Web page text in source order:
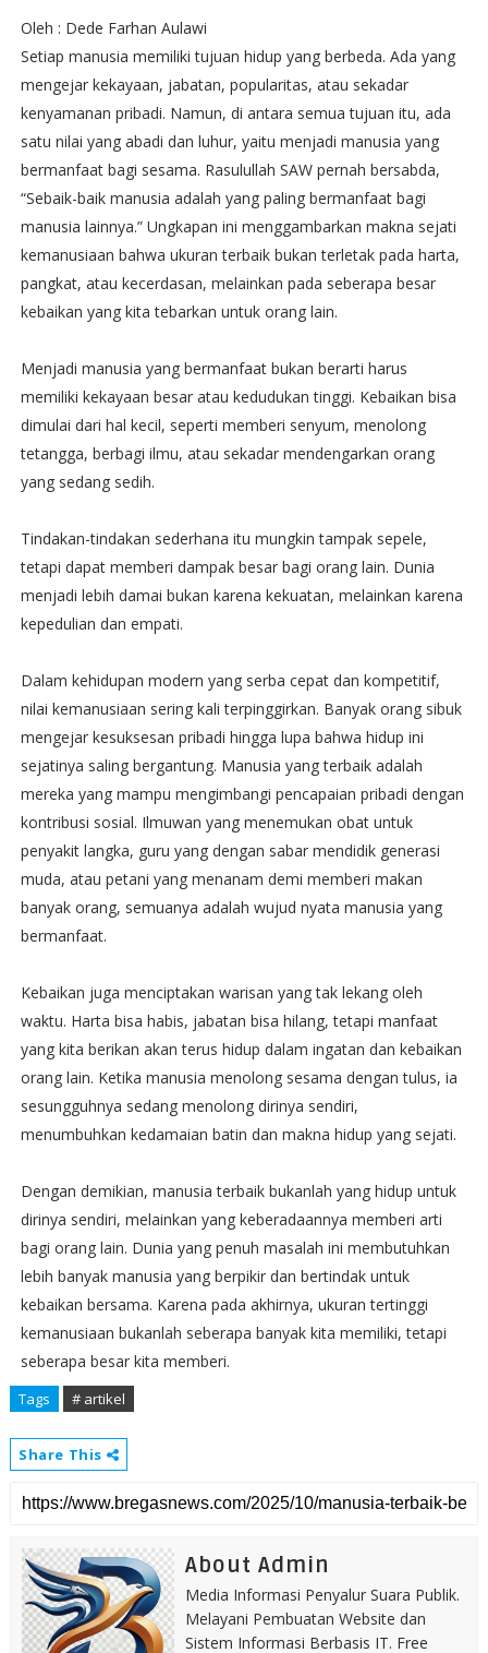
Oleh : Dede Farhan Aulawi
Setiap manusia memiliki tujuan hidup yang berbeda. Ada yang
mengejar kekayaan, jabatan, popularitas, atau sekadar
kenyamanan pribadi. Namun, di antara semua tujuan itu, ada
satu nilai yang abadi dan luhur, yaitu menjadi manusia yang
bermanfaat bagi sesama. Rasulullah SAW pernah bersabda,
“Sebaik-baik manusia adalah yang paling bermanfaat bagi
manusia lainnya.” Ungkapan ini menggambarkan makna sejati
kemanusiaan bahwa ukuran terbaik bukan terletak pada harta,
pangkat, atau kecerdasan, melainkan pada seberapa besar
kebaikan yang kita tebarkan untuk orang lain.
Menjadi manusia yang bermanfaat bukan berarti harus
memiliki kekayaan besar atau kedudukan tinggi. Kebaikan bisa
dimulai dari hal kecil, seperti memberi senyum, menolong
tetangga, berbagi ilmu, atau sekadar mendengarkan orang
yang sedang sedih.
Tindakan-tindakan sederhana itu mungkin tampak sepele,
tetapi dapat memberi dampak besar bagi orang lain. Dunia
menjadi lebih damai bukan karena kekuatan, melainkan karena
kepedulian dan empati.
Dalam kehidupan modern yang serba cepat dan kompetitif,
nilai kemanusiaan sering kali terpinggirkan. Banyak orang sibuk
mengejar kesuksesan pribadi hingga lupa bahwa hidup ini
sejatinya saling bergantung. Manusia yang terbaik adalah
mereka yang mampu mengimbangi pencapaian pribadi dengan
kontribusi sosial. Ilmuwan yang menemukan obat untuk
penyakit langka, guru yang dengan sabar mendidik generasi
muda, atau petani yang menanam demi memberi makan
banyak orang, semuanya adalah wujud nyata manusia yang
bermanfaat.
Kebaikan juga menciptakan warisan yang tak lekang oleh
waktu. Harta bisa habis, jabatan bisa hilang, tetapi manfaat
yang kita berikan akan terus hidup dalam ingatan dan kebaikan
orang lain. Ketika manusia menolong sesama dengan tulus, ia
sesungguhnya sedang menolong dirinya sendiri,
menumbuhkan kedamaian batin dan makna hidup yang sejati.
Dengan demikian, manusia terbaik bukanlah yang hidup untuk
dirinya sendiri, melainkan yang keberadaannya memberi arti
bagi orang lain. Dunia yang penuh masalah ini membutuhkan
lebih banyak manusia yang berpikir dan bertindak untuk
kebaikan bersama. Karena pada akhirnya, ukuran tertinggi
kemanusiaan bukanlah seberapa banyak kita memiliki, tetapi
seberapa besar kita memberi.
Tags # artikel
Share This
About Admin
Media Informasi Penyalur Suara Publik.
Melayani Pembuatan Website dan
Sistem Informasi Berbasis IT. Free